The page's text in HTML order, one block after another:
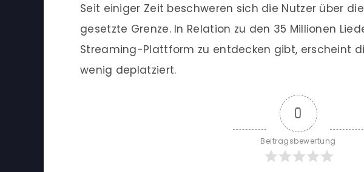
Seit einiger Zeit beschweren sich die Nutzer über
gesetzte Grenze. In Relation zu den 35 Millionen
Streaming-Plattform zu entdecken gibt, erscheint
wenig deplatziert.
0
Beitragsbewertung